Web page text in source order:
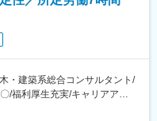
）
に、移動時間の有効活用を目
・建築系総合コンサルタント/
/福利厚生充実/キャリアアッ